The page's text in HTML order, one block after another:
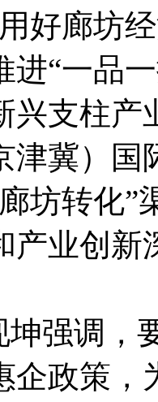
好廊坊
进“一品
兴支柱
津冀）国
坊转化
产业创新
强调，
企政策